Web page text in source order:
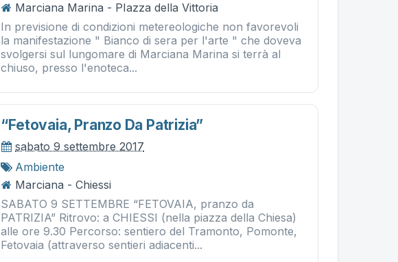
Marciana Marina - PIazza della Vittoria
In previsione di condizioni metereologiche non favorevoli
la manifestazione " Bianco di sera per l'arte " che doveva
svolgersi sul lungomare di Marciana Marina si terrà al
chiuso, presso l'enoteca...
“fetovaia, Pranzo Da Patrizia”
sabato 9 settembre 2017
Ambiente
Marciana - Chiessi
SABATO 9 SETTEMBRE “FETOVAIA, pranzo da
PATRIZIA” Ritrovo: a CHIESSI (nella piazza della Chiesa)
alle ore 9.30 Percorso: sentiero del Tramonto, Pomonte,
Fetovaia (attraverso sentieri adiacenti...